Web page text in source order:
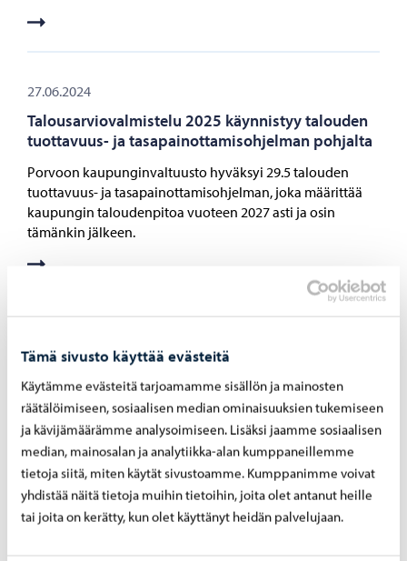
Tämä sivusto käyttää evästeitä
Käytämme evästeitä tarjoamamme sisällön ja mainosten
räätälöimiseen, sosiaalisen median ominaisuuksien tukemiseen
ja kävijämäärämme analysoimiseen. Lisäksi jaamme sosiaalisen
median, mainosalan ja analytiikka-alan kumppaneillemme
tietoja siitä, miten käytät sivustoamme. Kumppanimme voivat
yhdistää näitä tietoja muihin tietoihin, joita olet antanut heille
tai joita on kerätty, kun olet käyttänyt heidän palvelujaan.
27.06.2024
Talousarviovalmistelu 2025 käynnistyy talouden
tuottavuus- ja tasapainottamisohjelman pohjalta
Porvoon kaupunginvaltuusto hyväksyi 29.5 talouden
tuottavuus- ja tasapainottamisohjelman, joka määrittää
kaupungin taloudenpitoa vuoteen 2027 asti ja osin
tämänkin jälkeen.
Kaupunginjohtajan esitys talouden tuottavuus- ja
tasapainottamisohjelmaksi vuosille 2024–2027
Kaupunginjohtajan esitys talouden tuottavuus- ja
tasapainottamisohjelmaksi on julkaistu ja etenemässä
kaupunginhallituksen ja kaupunginvaltuuston käsittelyyn
toukokuussa.